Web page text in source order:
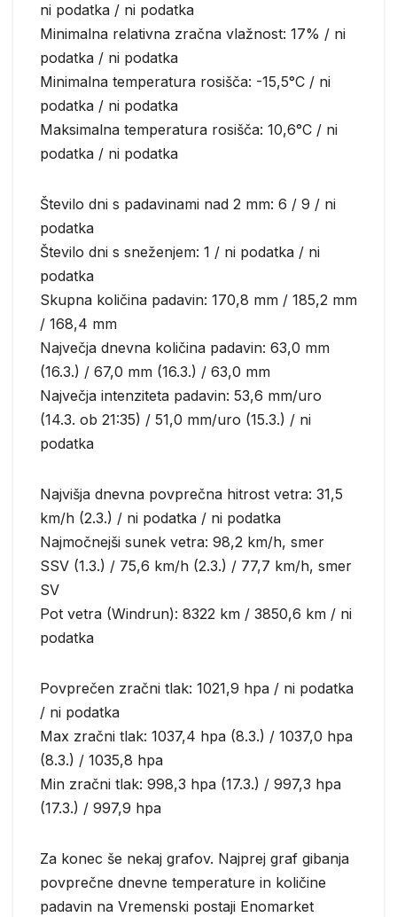
ni podatka / ni podatka
Minimalna relativna zračna vlažnost: 17% / ni
podatka / ni podatka
Minimalna temperatura rosišča: -15,5°C / ni
podatka / ni podatka
Maksimalna temperatura rosišča: 10,6°C / ni
podatka / ni podatka
Število dni s padavinami nad 2 mm: 6 / 9 / ni
podatka
Število dni s sneženjem: 1 / ni podatka / ni
podatka
Skupna količina padavin: 170,8 mm / 185,2 mm
/ 168,4 mm
Največja dnevna količina padavin: 63,0 mm
(16.3.) / 67,0 mm (16.3.) / 63,0 mm
Največja intenziteta padavin: 53,6 mm/uro
(14.3. ob 21:35) / 51,0 mm/uro (15.3.) / ni
podatka
Najvišja dnevna povprečna hitrost vetra: 31,5
km/h (2.3.) / ni podatka / ni podatka
Najmočnejši sunek vetra: 98,2 km/h, smer
SSV (1.3.) / 75,6 km/h (2.3.) / 77,7 km/h, smer
SV
Pot vetra (Windrun): 8322 km / 3850,6 km / ni
podatka
Povprečen zračni tlak: 1021,9 hpa / ni podatka
/ ni podatka
Max zračni tlak: 1037,4 hpa (8.3.) / 1037,0 hpa
(8.3.) / 1035,8 hpa
Min zračni tlak: 998,3 hpa (17.3.) / 997,3 hpa
(17.3.) / 997,9 hpa
Za konec še nekaj grafov. Najprej graf gibanja
povprečne dnevne temperature in količine
padavin na Vremenski postaji Enomarket